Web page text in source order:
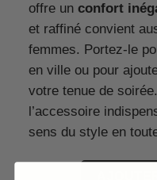
offre un confort
et raffiné convient
femmes. Portez-le
en ville ou pour
votre tenue de
l’accessoire
sens du style en